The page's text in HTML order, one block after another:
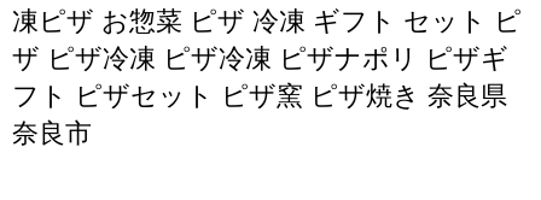
凍ピザ お惣菜 ピザ 冷凍 ギフト セット ピ
ザ ピザ冷凍 ピザ冷凍 ピザナポリ ピザギ
フト ピザセット ピザ窯 ピザ焼き 奈良県
奈良市